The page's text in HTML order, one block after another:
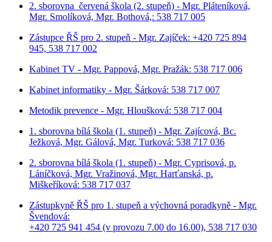
2. sborovna červená škola (2. stupeň) - Mgr. Pláteníková,
Mgr. Smolíková, Mgr. Bothová,: 538 717 005
Zástupce ŘŠ pro 2. stupeň - Mgr. Zajíček: +420 725 894
945, 538 717 002
Kabinet TV - Mgr. Pappová, Mgr. Pražák: 538 717 006
Kabinet informatiky - Mgr. Šárková: 538 717 007
Metodik prevence - Mgr. Hloušková: 538 717 004
1. sborovna bílá škola (1. stupeň) - Mgr. Zajícová, Bc.
Ježková, Mgr. Gálová, Mgr. Turková: 538 717 036
2. sborovna bílá škola (1. stupeň) - Mgr. Cyprisová, p.
Láníčková, Mgr. Vražinová, Mgr. Harťanská, p.
Miškeříková: 538 717 037
Zástupkyně ŘŠ pro 1. stupeň a výchovná poradkyně - Mgr.
Švendová:
+420 725 941 454 (v provozu 7.00 do 16.00), 538 717 030